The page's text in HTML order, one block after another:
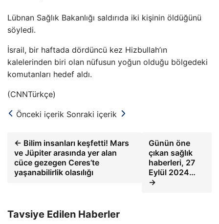
Lübnan Sağlık Bakanlığı saldırıda iki kişinin öldüğünü
söyledi.
İsrail, bir haftada dördüncü kez Hizbullah’ın
kalelerinden biri olan nüfusun yoğun olduğu bölgedeki
komutanları hedef aldı.
(CNNTürkçe)
Önceki içerik Sonraki içerik
← Bilim insanları keşfetti! Mars
ve Jüpiter arasında yer alan
cüce gezegen Ceres’te
yaşanabilirlik olasılığı
Günün öne
çıkan sağlık
haberleri, 27
Eylül 2024…
→
Tavsiye Edilen Haberler